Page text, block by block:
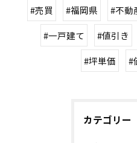
#売買
#福岡県 #不動
#一戸建て
#値引き
#坪単価
#
カテゴリー